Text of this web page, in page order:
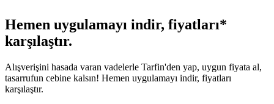
Hemen uygulamayı indir, fiyatları*
karşılaştır.
Alışverişini hasada varan vadelerle Tarfin'den yap, uygun fiyata al,
tasarrufun cebine kalsın! Hemen uygulamayı indir, fiyatları
karşılaştır.